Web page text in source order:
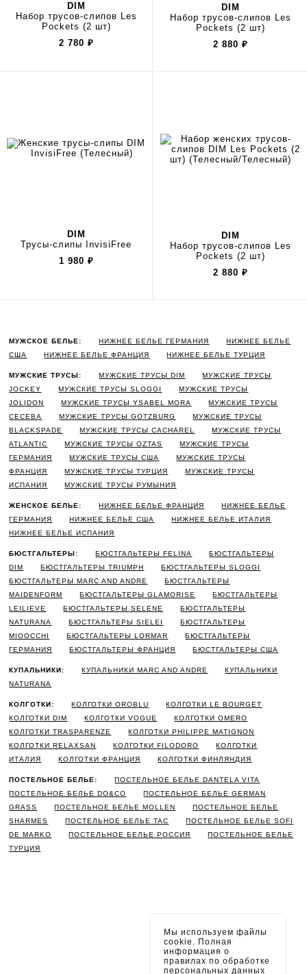
DIM
Набор трусов-слипов Les
Pockets (2 шт)
2 780 ₽
DIM
Набор трусов-слипов Les
Pockets (2 шт)
2 880 ₽
DIM
Трусы-слипы InvisiFree
1 980 ₽
DIM
Набор трусов-слипов Les
Pockets (2 шт)
2 880 ₽
МУЖСКОЕ БЕЛЬЕ: НИЖНЕЕ БЕЛЬЕ ГЕРМАНИЯ
НИЖНЕЕ БЕЛЬЕ
США
НИЖНЕЕ БЕЛЬЕ ФРАНЦИЯ НИЖНЕЕ БЕЛЬЕ ТУРЦИЯ
МУЖСКИЕ ТРУСЫ: МУЖСКИЕ ТРУСЫ DIM
МУЖСКИЕ ТРУСЫ
JOCKEY
МУЖСКИЕ ТРУСЫ SLOGGI
МУЖСКИЕ ТРУСЫ
JOLIDON
МУЖСКИЕ ТРУСЫ YSABEL MORA
МУЖСКИЕ ТРУСЫ
CECEBA
МУЖСКИЕ ТРУСЫ GOTZBURG
МУЖСКИЕ ТРУСЫ
BLACKSPADE
МУЖСКИЕ ТРУСЫ CACHAREL
МУЖСКИЕ ТРУСЫ
ATLANTIC
МУЖСКИЕ ТРУСЫ OZTAS
МУЖСКИЕ ТРУСЫ
ГЕРМАНИЯ
МУЖСКИЕ ТРУСЫ США
МУЖСКИЕ ТРУСЫ
ФРАНЦИЯ
МУЖСКИЕ ТРУСЫ ТУРЦИЯ
МУЖСКИЕ ТРУСЫ
ИСПАНИЯ
МУЖСКИЕ ТРУСЫ РУМЫНИЯ
ЖЕНСКОЕ БЕЛЬЕ: НИЖНЕЕ БЕЛЬЕ ФРАНЦИЯ
НИЖНЕЕ БЕЛЬЕ
ГЕРМАНИЯ
НИЖНЕЕ БЕЛЬЕ США
НИЖНЕЕ БЕЛЬЕ ИТАЛИЯ
НИЖНЕЕ БЕЛЬЕ ИСПАНИЯ
БЮСТГАЛЬТЕРЫ: БЮСТГАЛЬТЕРЫ FELINA
БЮСТГАЛЬТЕРЫ
DIM
БЮСТГАЛЬТЕРЫ TRIUMPH
БЮСТГАЛЬТЕРЫ SLOGGI
БЮСТГАЛЬТЕРЫ MARC AND ANDRE
БЮСТГАЛЬТЕРЫ
MAIDENFORM
БЮСТГАЛЬТЕРЫ GLAMORISE
БЮСТГАЛЬТЕРЫ
LEILIEVE
БЮСТГАЛЬТЕРЫ SELENE
БЮСТГАЛЬТЕРЫ
NATURANA
БЮСТГАЛЬТЕРЫ SIELEI
БЮСТГАЛЬТЕРЫ
MIOOCCHI
БЮСТГАЛЬТЕРЫ LORMAR
БЮСТГАЛЬТЕРЫ
ГЕРМАНИЯ
БЮСТГАЛЬТЕРЫ ФРАНЦИЯ БЮСТГАЛЬТЕРЫ США
КУПАЛЬНИКИ: КУПАЛЬНИКИ MARC AND ANDRE
КУПАЛЬНИКИ
NATURANA
КОЛГОТКИ: КОЛГОТКИ OROBLU
КОЛГОТКИ LE BOURGET
КОЛГОТКИ DIM
КОЛГОТКИ VOGUE
КОЛГОТКИ OMERO
КОЛГОТКИ TRASPARENZE
КОЛГОТКИ PHILIPPE MATIGNON
КОЛГОТКИ RELAXSAN
КОЛГОТКИ FILODORO
КОЛГОТКИ
ИТАЛИЯ
КОЛГОТКИ ФРАНЦИЯ КОЛГОТКИ ФИНЛЯНДИЯ
ПОСТЕЛЬНОЕ БЕЛЬЕ:
ПОСТЕЛЬНОЕ БЕЛЬЕ DANTELA VITA
ПОСТЕЛЬНОЕ БЕЛЬЕ DO&CO
ПОСТЕЛЬНОЕ БЕЛЬЕ GERMAN
GRASS
ПОСТЕЛЬНОЕ БЕЛЬЕ MOLLEN
ПОСТЕЛЬНОЕ БЕЛЬЕ
SHARMES
ПОСТЕЛЬНОЕ БЕЛЬЕ TAC
ПОСТЕЛЬНОЕ БЕЛЬЕ SOFI
DE MARKO
ПОСТЕЛЬНОЕ БЕЛЬЕ РОССИЯ
ПОСТЕЛЬНОЕ БЕЛЬЕ
ТУРЦИЯ
Мы используем файлы
cookie. Полная
информация о
правилах по обработке
персональных данных